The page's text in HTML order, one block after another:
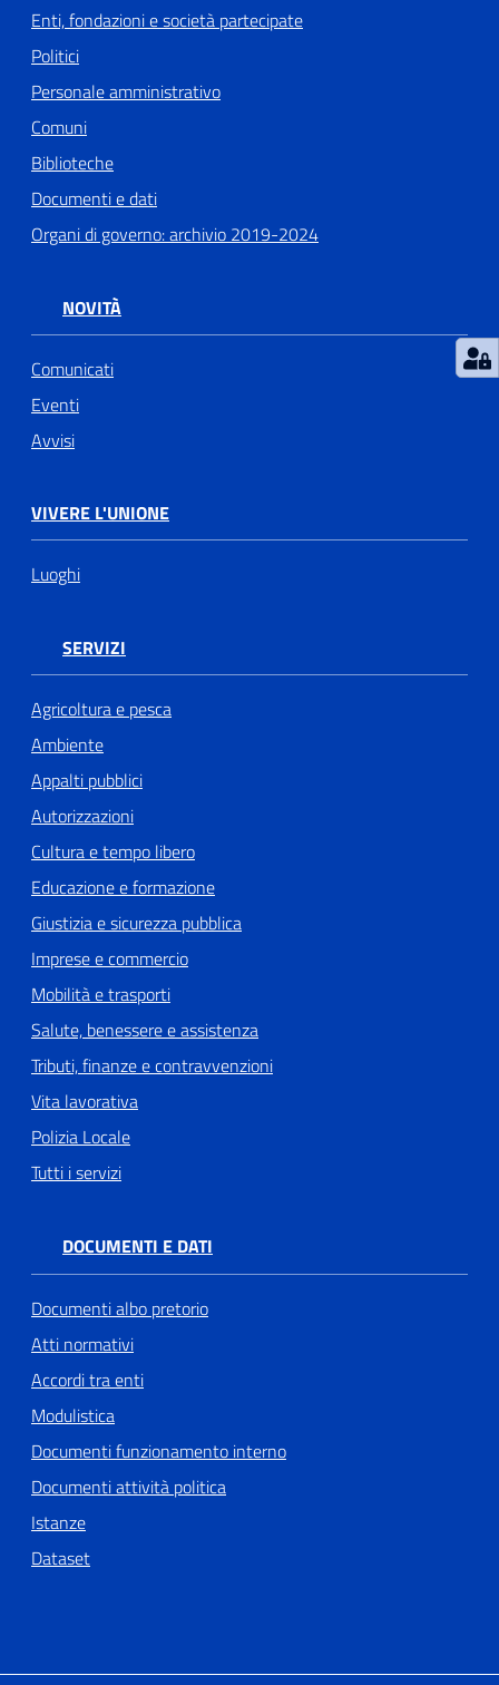
Enti, fondazioni e società partecipate
Politici
Personale amministrativo
Comuni
Biblioteche
Documenti e dati
Organi di governo: archivio 2019-2024
NOVITÀ
Comunicati
Eventi
Avvisi
VIVERE L'UNIONE
Luoghi
SERVIZI
Agricoltura e pesca
Ambiente
Appalti pubblici
Autorizzazioni
Cultura e tempo libero
Educazione e formazione
Giustizia e sicurezza pubblica
Imprese e commercio
Mobilità e trasporti
Salute, benessere e assistenza
Tributi, finanze e contravvenzioni
Vita lavorativa
Polizia Locale
Tutti i servizi
DOCUMENTI E DATI
Documenti albo pretorio
Atti normativi
Accordi tra enti
Modulistica
Documenti funzionamento interno
Documenti attività politica
Istanze
Dataset